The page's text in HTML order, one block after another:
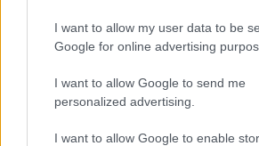
I want to allow my user data to be
Google for online advertising
I want to allow Google to send me
personalized advertising.
I want to allow Google to enable
Egyértelmű, hogy megijedt a
az is, hogy nem tömegoszlatásra
fegyvereket. Hanem ölésre.